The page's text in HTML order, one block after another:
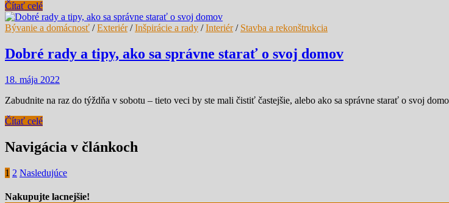
Čítať celé
Bývanie a domácnosť /Exteriér/Inšpirácie a rady /Interiér/ Stavba a rekonštrukcia
Dobré rady a tipy, ako sa správne starať o svoj domov
18. mája 2022
Zabudnite na raz do týždňa v sobotu – tieto veci by ste mali čistiť častejšie, alebo ako sa správne starať o svoj
Čítať celé
Navigácia v článkoch
1 2 Nasledujúce
Nakupujte lacnejšie!